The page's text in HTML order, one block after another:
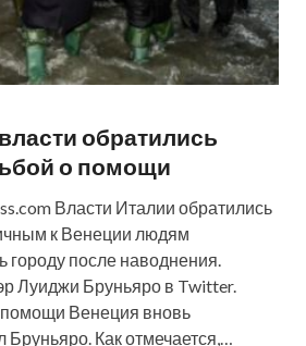
обратились
о помощи
Власти Италии обратились
к Венеции людям
городу после наводнения.
Луиджи Бруньяро в Twitter.
Венеция вновь
Бруньяро. Как отмечается,…